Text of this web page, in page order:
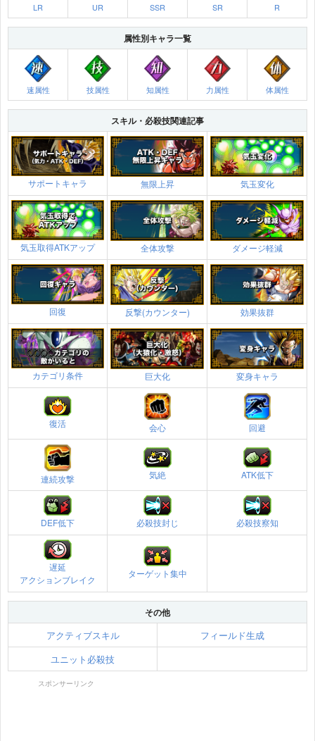
LR UR SSR SR R
属性別キャラ一覧
速属性 技属性 知属性 力属性 体属性
スキル・必殺技関連記事
サポートキャラ 無限上昇 気玉変化
気玉取得ATKアップ 全体攻撃 ダメージ軽減
回復 反撃(カウンター) 効果抜群
カテゴリ条件 巨大化 変身キャラ
復活 会心 回避
連続攻撃 気絶 ATK低下
DEF低下 必殺技封じ 必殺技察知
遅延
アクションブレイク
ターゲット集中
その他
アクティブスキル
フィールド生成
ユニット必殺技
スポンサーリンク